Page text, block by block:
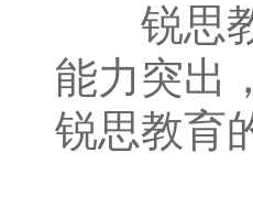
锐思教
能力突出
锐思教育